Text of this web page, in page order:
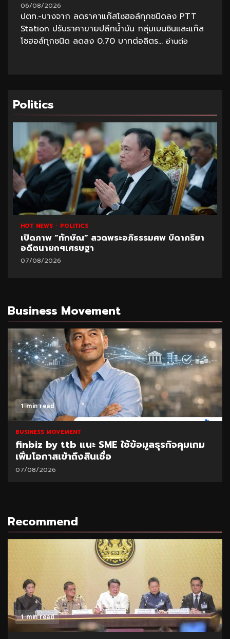
06/08/2026
ปตท.-บางจาก ลดราคาแก๊สโซฮอล์ทุกชนิดลง PTT
Station ปรับราคาขายปลีกน้ำมัน กลุ่มเบนซินและแก๊ส
โซฮอล์ทุกชนิด ลดลง 0.70 บาทต่อลิตร... อ่านต่อ
Politics
HOT NEWS POLITICS
เปิดภาพ “ทักษิณ” สวดพระอภิธรรมศพ บิดาภริยา
อดีตนายกฯเศรษฐา
07/08/2026
Business Movement
1 min read
BUSINESS MOVEMENT
finbiz by ttb แนะ SME ใช้ข้อมูลธุรกิจคุมเกม
เพิ่มโอกาสเข้าถึงสินเชื่อ
07/08/2026
Recommend
1 min read